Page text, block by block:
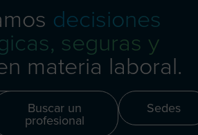
decisiones
seguras y
materia laboral.
Buscar un
profesional
Sedes